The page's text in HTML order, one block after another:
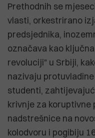
Prethodnih se
vlasti, orkestrirano
predsjednika,
označava kao
revoluciji" u Srbiji,
nazivaju
studenti,
krivnje za koruptivne
nadstrešnice na
kolodvoru i pogibiju